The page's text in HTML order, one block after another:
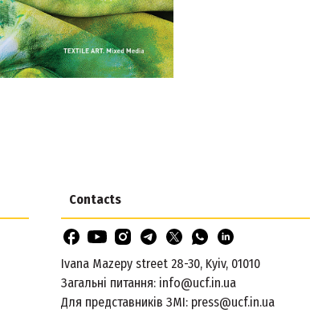
Contacts
Ivana Mazepy street 28-30, Kyiv, 01010
Загальні питання: info@ucf.in.ua
Для представників ЗМІ: press@ucf.in.ua